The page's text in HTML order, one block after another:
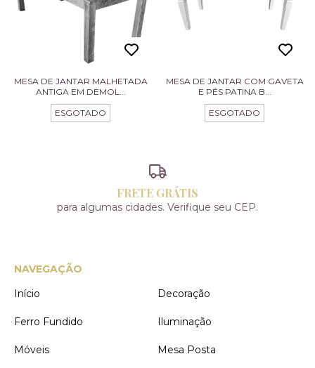
MESA DE JANTAR MALHETADA
ANTIGA EM DEMOL...
ESGOTADO
MESA DE JANTAR COM GAVETA
E PÉS PATINA B...
ESGOTADO
FRETE GRÁTIS
para algumas cidades. Verifique seu CEP.
NAVEGAÇÃO
Início
Decoração
Ferro Fundido Iluminação
Móveis Mesa Posta